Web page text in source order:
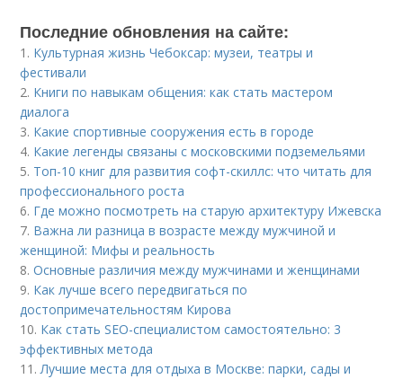
Последние обновления на сайте:
1. Культурная жизнь Чебоксар: музеи, театры и
фестивали
2. Книги по навыкам общения: как стать мастером
диалога
3. Какие спортивные сооружения есть в городе
4. Какие легенды связаны с московскими подземельями
5. Топ-10 книг для развития софт-скиллс: что читать для
профессионального роста
6. Где можно посмотреть на старую архитектуру Ижевска
7. Важна ли разница в возрасте между мужчиной и
женщиной: Мифы и реальность
8.Основные различия между мужчинами и женщинами
9. Как лучше всего передвигаться по
достопримечательностям Кирова
10. Как стать SEO-специалистом самостоятельно: 3
эффективных метода
11.Лучшие места для отдыха в Москве: парки, сады и